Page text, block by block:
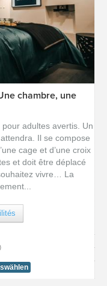
chambre, une
adultes avertis. Un
Il se compose
cage et d’une croix
et doit être déplacé
vivre… La